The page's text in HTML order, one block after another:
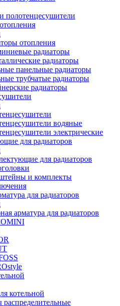
полотенцесушители
отопления
радиаторы
радиаторы
панельные радиаторы
трубчатые радиаторы
радиаторы
водяные
электрические
для радиаторов
для радиаторов
и комплекты
для радиаторов
арматура для радиаторов
котельной
распределительные